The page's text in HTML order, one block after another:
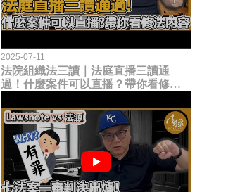
2025-07-11
法院組織法三讀｜法庭直播三讀通
過！什麼案件可以直播？帶你看修法